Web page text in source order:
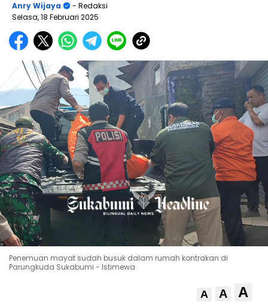
Anry Wijaya
- Redaksi
Selasa, 18 Februari 2025
Penemuan mayat sudah busuk dalam rumah kontrakan di
Parungkuda Sukabumi - Istimewa
A A A